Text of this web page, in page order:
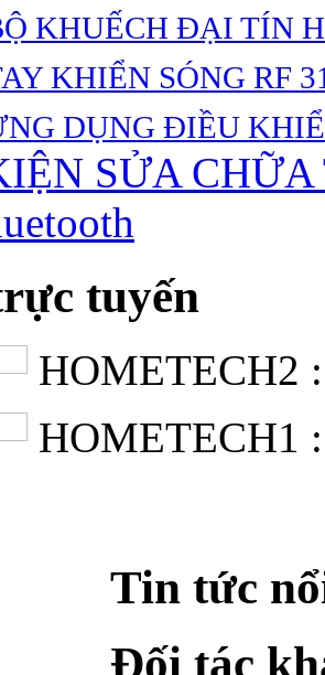
KHUẾCH ĐẠI TÍN
KHIỂN SÓNG RF
DỤNG ĐIỀU
SỬA
tuyến
HOMETECH2
HOMETECH1
Tin tức
Đối tác